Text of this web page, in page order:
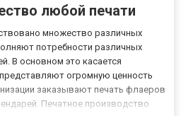
любой печати
множество различных
потребности различных
В основном это касается
огромную ценность
заказывают печать флаеров
Печатное производство